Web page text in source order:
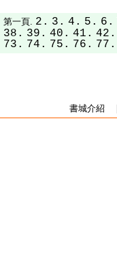
第一頁. 2. 3. 4. 5. 6.
38. 39. 40. 41. 42.
73. 74. 75. 76. 77.
書城介紹